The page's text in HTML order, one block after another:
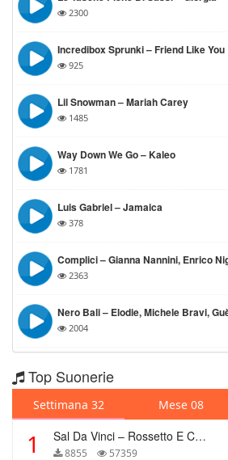
2300
Incredibox Sprunki – Friend Like You
925
Lil Snowman – Mariah Carey
1485
Way Down We Go – Kaleo
1781
Luis Gabriel – Jamaica
378
Complici – Gianna Nannini, Enrico
2363
Nero Bali – Elodie, Michele Bravi,
2004
Top Suonerie
Settimana 32 Mese 08
1 Sal Da Vinci – Rossetto E Caffè
8855 57359